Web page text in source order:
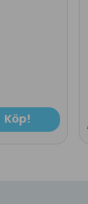
Köp!